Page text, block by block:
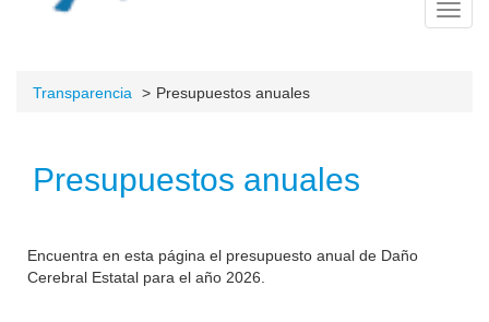
Transparencia Presupuestos anuales
Presupuestos anuales
Encuentra en esta página el presupuesto anual de Daño
Cerebral Estatal para el año 2026.